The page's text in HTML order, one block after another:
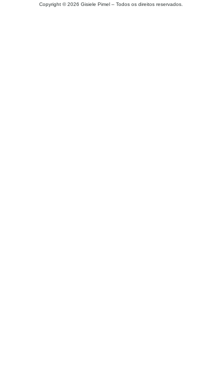
Copyright © 2026 Gisiele Pimel – Todos os direitos reservados.